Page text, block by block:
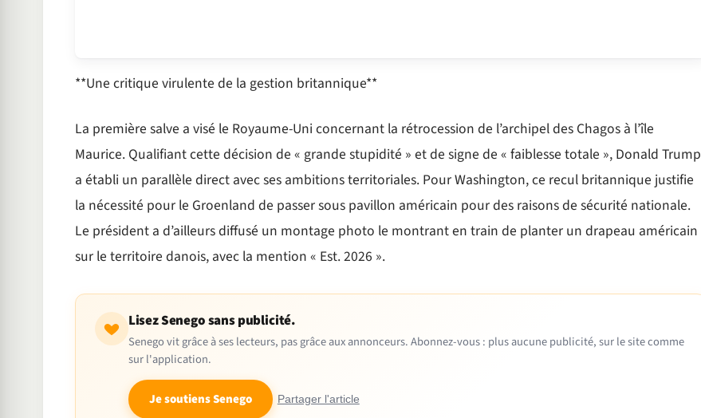
**Une critique virulente de la gestion britannique**
La première salve a visé le Royaume-Uni concernant la rétrocession de l’archipel des Chagos à l’île
Maurice. Qualifiant cette décision de « grande stupidité » et de signe de « faiblesse totale », Donald Trump
a établi un parallèle direct avec ses ambitions territoriales. Pour Washington, ce recul britannique justifie
la nécessité pour le Groenland de passer sous pavillon américain pour des raisons de sécurité nationale.
Le président a d’ailleurs diffusé un montage photo le montrant en train de planter un drapeau américain
sur le territoire danois, avec la mention « Est. 2026 ».
Lisez Senego sans publicité.
Senego vit grâce à ses lecteurs, pas grâce aux annonceurs. Abonnez-vous : plus aucune publicité, sur le site comme
sur l'application.
Je soutiens Senego Partager l'article